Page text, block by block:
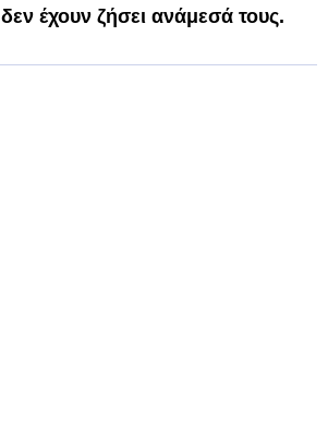
δεν έχουν ζήσει ανάμεσά τους.